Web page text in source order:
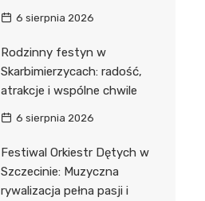
6 sierpnia 2026
Rodzinny festyn w
Skarbimierzycach: radość,
atrakcje i wspólne chwile
6 sierpnia 2026
Festiwal Orkiestr Dętych w
Szczecinie: Muzyczna
rywalizacja pełna pasji i